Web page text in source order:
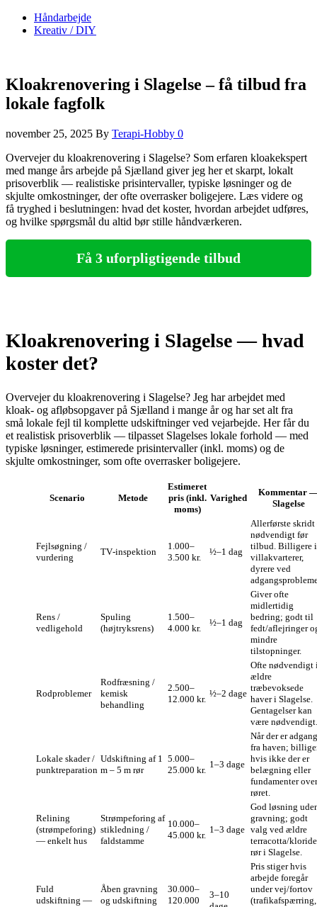
Håndarbejde
Kreativ / DIY
Kloakrenovering i Slagelse – få tilbud fra
lokale fagfolk
november 25, 2025 By Terapi-Hobby 0
Overvejer du kloakrenovering i Slagelse? Som erfaren kloakekspert
med mange års arbejde på Sjælland giver jeg her et skarpt, lokalt
prisoverblik — realistiske prisintervaller, typiske løsninger og de
skjulte omkostninger, der ofte overrasker boligejere. Læs videre og
få tryghed i beslutningen: hvad det koster, hvordan arbejdet udføres,
og hvilke spørgsmål du altid bør stille håndværkeren.
Få 3 uforpligtigende tilbud
Kloakrenovering i Slagelse — hvad
koster det?
Overvejer du kloakrenovering i Slagelse? Jeg har arbejdet med
kloak- og afløbsopgaver på Sjælland i mange år og har set alt fra
små lokale fejl til komplette udskiftninger ved vejarbejde. Her får du
et realistisk prisoverblik — tilpasset Slagelses lokale forhold — med
typiske løsninger, estimerede prisintervaller (inkl. moms) og de
skjulte omkostninger, som ofte overrasker boligejere.
Scenario Metode
Estimeret
pris (inkl.
moms)
Varighed
Kommentar
Slagelse
Fejlsøgning /
vurdering
TV‑inspektion
1.000–
3.500 kr.
½–1 dag
Allerførste
nødvendigt før
tilbud. Billigere i
villakvarterer,
dyrere ved
Rens /
vedligehold
Spuling
(højtryksrens)
1.500–
4.000 kr.
½–1 dag
Giver ofte
midlertidig
bedring; godt til
fedt/aflejringer
mindre
tilstopninger.
Rodproblemer
Rodfræsning /
kemisk
behandling
2.500–
12.000 kr.
½–2 dage
Ofte nødvendigt
ældre
træbevoksede
haver i Slagelse.
Gentagelser kan
være nødvendigt.
Lokale skader /
punktreparation
Udskiftning af 1
m – 5 m rør
5.000–
25.000 kr.
1–3 dage
Når der er adgang
fra haven;
hvis ikke der er
belægning eller
fundamenter over
røret.
Relining
(strømpeforing)
— enkelt hus
Strømpeforing af
stikledning /
faldstamme
10.000–
45.000 kr.
1–3 dage
God løsning
gravning; godt
valg ved ældre
terracotta/
rør i Slagelse.
Fuld
udskiftning —
Åben gravning
og udskiftning
30.000–
120.000
3–10
Pris stiger hvis
arbejde foregår
under vej/fortov
(trafikafspærring,